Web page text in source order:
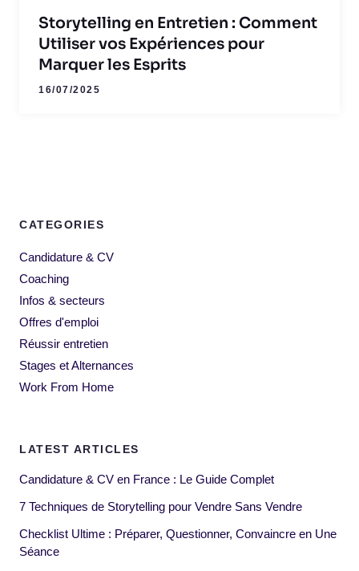
Storytelling en Entretien : Comment
Utiliser vos Expériences pour
Marquer les Esprits
16/07/2025
CATEGORIES
Candidature & CV
Coaching
Infos & secteurs
Offres d'emploi
Réussir entretien
Stages et Alternances
Work From Home
LATEST ARTICLES
Candidature & CV en France : Le Guide Complet
7 Techniques de Storytelling pour Vendre Sans Vendre
Checklist Ultime : Préparer, Questionner, Convaincre en Une
Séance